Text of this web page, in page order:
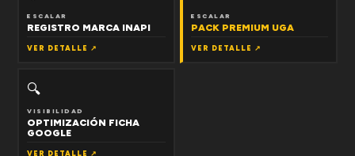
ESCALAR
REGISTRO MARCA INAPI
VER DETALLE ↗
ESCALAR
PACK PREMIUM UGA
VER DETALLE ↗
🔍
VISIBILIDAD
OPTIMIZACIÓN FICHA
GOOGLE
VER DETALLE ↗